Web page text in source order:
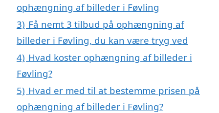
ophængning af billeder i Føvling
3) Få nemt 3 tilbud på ophængning af
billeder i Føvling, du kan være tryg ved
4) Hvad koster ophængning af billeder i
Føvling?
5) Hvad er med til at bestemme prisen på
ophængning af billeder i Føvling?